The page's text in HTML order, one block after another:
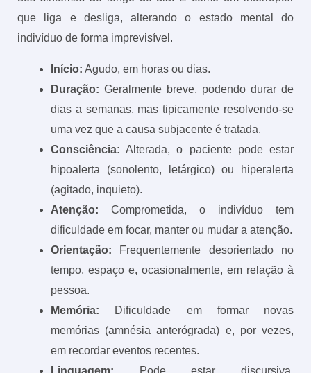
que liga e desliga, alterando o estado mental do
indivíduo de forma imprevisível.
Início: Agudo, em horas ou dias.
Duração: Geralmente breve, podendo durar de
dias a semanas, mas tipicamente resolvendo-se
uma vez que a causa subjacente é tratada.
Consciência: Alterada, o paciente pode estar
hipoalerta (sonolento, letárgico) ou hiperalerta
(agitado, inquieto).
Atenção: Comprometida, o indivíduo tem
dificuldade em focar, manter ou mudar a atenção.
Orientação: Frequentemente desorientado no
tempo, espaço e, ocasionalmente, em relação à
pessoa.
Memória: Dificuldade em formar novas
memórias (amnésia anterógrada) e, por vezes,
em recordar eventos recentes.
Linguagem: Pode estar discursiva,